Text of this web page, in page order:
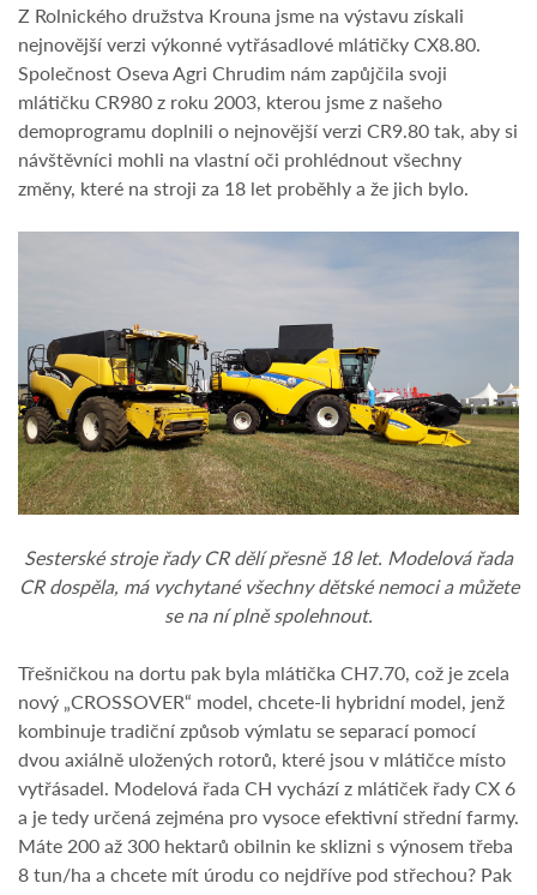
Z Rolnického družstva Krouna jsme na výstavu získali
nejnovější verzi výkonné vytřásadlové mlátičky CX8.80.
Společnost Oseva Agri Chrudim nám zapůjčila svoji
mlátičku CR980 z roku 2003, kterou jsme z našeho
demoprogramu doplnili o nejnovější verzi CR9.80 tak, aby si
návštěvníci mohli na vlastní oči prohlédnout všechny
změny, které na stroji za 18 let proběhly a že jich bylo.
Sesterské stroje řady CR dělí přesně 18 let. Modelová řada
CR dospěla, má vychytané všechny dětské nemoci a můžete
se na ní plně spolehnout.
Třešničkou na dortu pak byla mlátička CH7.70, což je zcela
nový „CROSSOVER“ model, chcete-li hybridní model, jenž
kombinuje tradiční způsob výmlatu se separací pomocí
dvou axiálně uložených rotorů, které jsou v mlátičce místo
vytřásadel. Modelová řada CH vychází z mlátiček řady CX 6
a je tedy určená zejména pro vysoce efektivní střední farmy.
Máte 200 až 300 hektarů obilnin ke sklizni s výnosem třeba
8 tun/ha a chcete mít úrodu co nejdříve pod střechou? Pak